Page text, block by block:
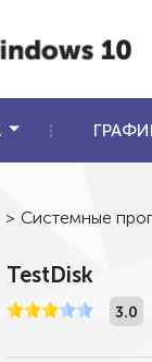
> Системные
TestDisk
3.0